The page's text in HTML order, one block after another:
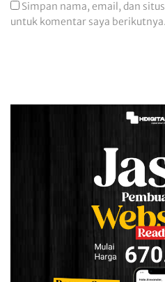
Simpan nama, email, dan
untuk komentar saya berikutnya.